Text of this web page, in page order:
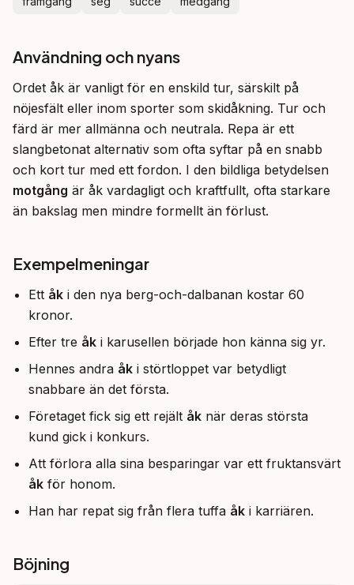
Användning och nyans
Ordet åk är vanligt för en enskild tur, särskilt på
nöjesfält eller inom sporter som skidåkning. Tur och
färd är mer allmänna och neutrala. Repa är ett
slangbetonat alternativ som ofta syftar på en snabb
motgång är åk vardagligt och kraftfullt, ofta starkare
än bakslag men mindre formellt än förlust.
Exempelmeningar
Ett åk i den nya berg-och-dalbanan kostar 60
kronor.
Efter tre åk i karusellen började hon känna sig yr.
Hennes andra åk i störtloppet var betydligt
snabbare än det första.
Företaget fick sig ett rejält åk när deras största
kund gick i konkurs.
Att förlora alla sina besparingar var ett fruktansvärt
åk för honom.
Han har repat sig från flera tuffa åk i karriären.
Böjning